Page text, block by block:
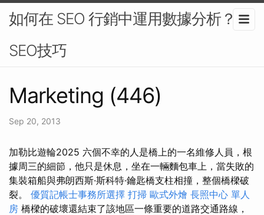
如何在 SEO 行銷中運用數據分析？-
SEO技巧
Marketing (446)
Sep 20, 2013
加勒比遊輪2025 六個不幸的人是橋上的一名維修人員，根
據周三的細節，他只是休息，坐在一輛麵包車上，當失敗的
集裝箱船與弗朗西斯·斯科特·鑰匙橋支柱相撞，整個橋樑破
裂。 優質記帳士事務所選擇 打掃 歐式外燴 長照中心 單人
房 橋樑的破壞還結束了該地區一條重要的道路交通路線，